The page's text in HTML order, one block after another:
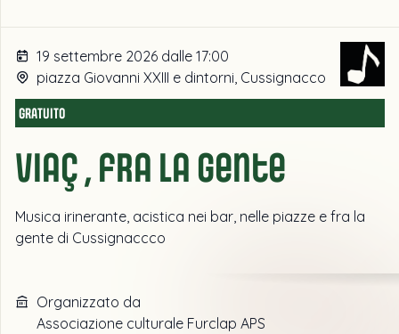
19 settembre 2026 dalle 17:00
piazza Giovanni XXIII e dintorni, Cussignacco
GRATUITO
Viaç , fra la gente
Musica irinerante, acistica nei bar, nelle piazze e fra la
gente di Cussignaccco
Organizzato da
Associazione culturale Furclap APS